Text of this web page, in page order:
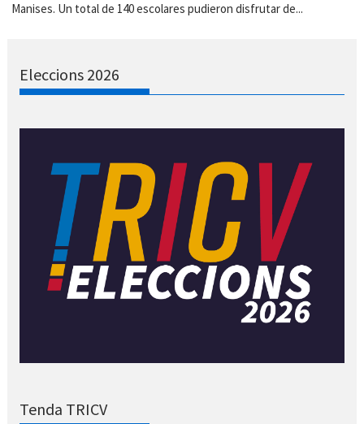
Manises. Un total de 140 escolares pudieron disfrutar de...
Eleccions 2026
Tenda TRICV